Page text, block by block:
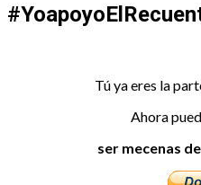
Tú ya eres la
Ahora
ser mecenas